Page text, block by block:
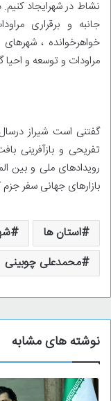
نشاط در شهرایجاد
جانبه و برقراری
خواهرخوانده ،
مراودات و توسعه و
گفتنی است شیراز
تفریحی و بازآفرینی
رویدادهای ملی و بین
بازارهای جهانی سفر
استان ها
محمدعلی چوبینی
نوشته های مشابه